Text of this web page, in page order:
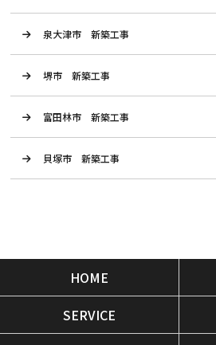
泉大津市 新築工事
堺市 新築工事
富田林市 新築工事
貝塚市 新築工事
HOME
SERVICE